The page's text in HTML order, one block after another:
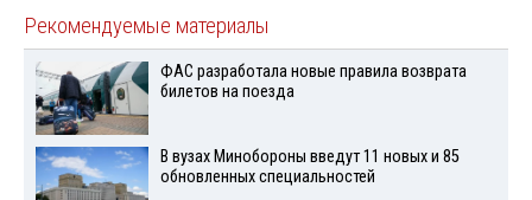
Рекомендуемые материалы
ФАС разработала новые правила возврата
билетов на поезда
В вузах Минобороны введут 11 новых и 85
обновленных специальностей